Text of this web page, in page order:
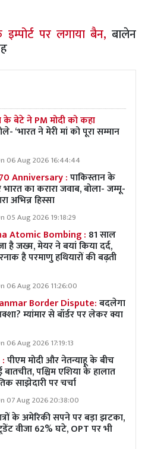
पर लगाया बैन, बालेन
बेटे ने PM मोदी को कहा
‘भारत ने मेरी मां को पूरा सम्मान
06 Aug 2026 16:44:44
Anniversary :पाकिस्तान के
भारत का करारा जवाब, बोला- जम्मू-
अभिन्न हिस्सा
05 Aug 2026 19:18:29
Atomic Bombing : 81 साल
है जख्म, मेयर ने बयां किया दर्द,
है परमाणु हथियारों की बढ़ती
06 Aug 2026 11:26:00
Border Dispute:बदलेगा
म्यांमार से बॉर्डर पर लेकर क्या
06 Aug 2026 17:19:13
पीएम मोदी और नेतन्याहू के बीच
पश्चिम एशिया के हालात
साझेदारी पर चर्चा
07 Aug 2026 20:38:00
के अमेरिकी सपने पर बड़ा झटका,
वीजा 62% घटे, OPT पर भी